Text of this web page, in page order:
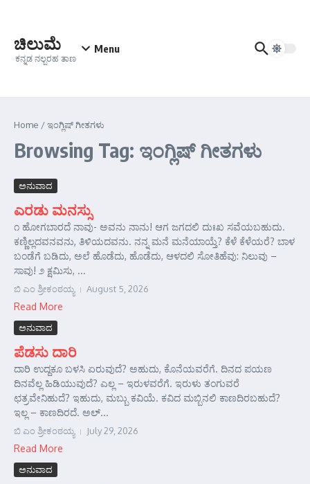
ಚಿಲುಮೆ
ಕನ್ನಡ ನಲ್ಬರಹ ತಾಣ
Menu
Home /ಇಂಗ್ಲಿಷ್ ಗೀತಗಳು
Browsing Tag: ಇಂಗ್ಲಿಷ್ ಗೀತಗಳು
ಅನುವಾದ
ಎರಡು ಮನಸ್ಸು
೧ ಹೋಗಬಾರದೆ ನಾವು- ಅವನು ನಾನು! ಆಗ ಜಗದಲಿ ದುಃಖ ಸವೆಯಬಹುದು.
ಕಣ್ಣಿಲ್ಲದವನವನು, ತಿಳಿಯದವನು. ನನ್ನ ಮನೆ ಮನೆಯಾಯ್ತೆ? ಕೆಳೆ ಕೆಳೆಯರೆ? ಬಾಳ
ಬಂಡೆಗೆ ಬಡಿದು, ಅಲೆ ಹೊಡೆದು, ಹೊಡೆದು, ಆಳದಲಿ ಸೋತಿಹೆವು: ನಿಲುವು –
ಸಾವು! ೨ ಕ್ಷಮಿಸು, ...
ಬಿ ಎಂ ಶ್ರೀಕಂಠಯ್ಯ August 5, 2026
Read More
ಅನುವಾದ
ಪೆಡಸು ದಾರಿ
ದಾರಿ ಉದ್ದಕೂ ಬಳಸಿ ಏರುವುದೆ? ಅಹುದು, ಕೊನೆಯವರೆಗೆ. ದಿನದ ಪಯಣ
ದಿನವೆಲ್ಲ ಹಿಡಿಯುವುದೆ? ಎಲ್ಲ – ಇರುಳವರೆಗೆ. ಇರುಳು ತಂಗುವರೆ
ಛತ್ರವೇನಿಹುದೆ? ಇಹುದು, ಮಬ್ಬು ಕವಿಯೆ. ಕವಿದ ಮಬ್ಬಿನಲಿ ಕಾಣದಿರಬಹುದೆ?
ಇಲ್ಲ – ಕಾಣದಿರದೆ. ಅಲ್...
ಬಿ ಎಂ ಶ್ರೀಕಂಠಯ್ಯ July 29, 2026
Read More
ಅನುವಾದ